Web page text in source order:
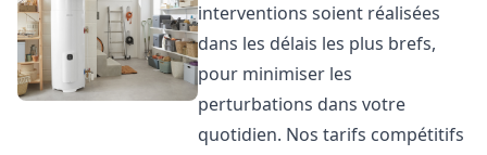
interventions soient réalisées
dans les délais les plus brefs,
pour minimiser les
perturbations dans votre
quotidien. Nos tarifs compétitifs